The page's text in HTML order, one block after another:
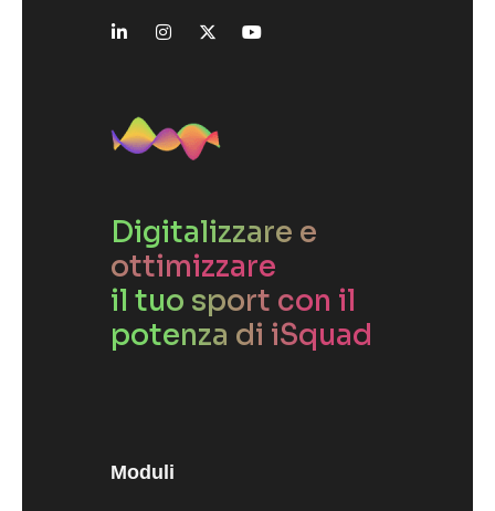
Digitalizzare e
ottimizzare
il tuo sport con il
potenza di iSquad
Moduli